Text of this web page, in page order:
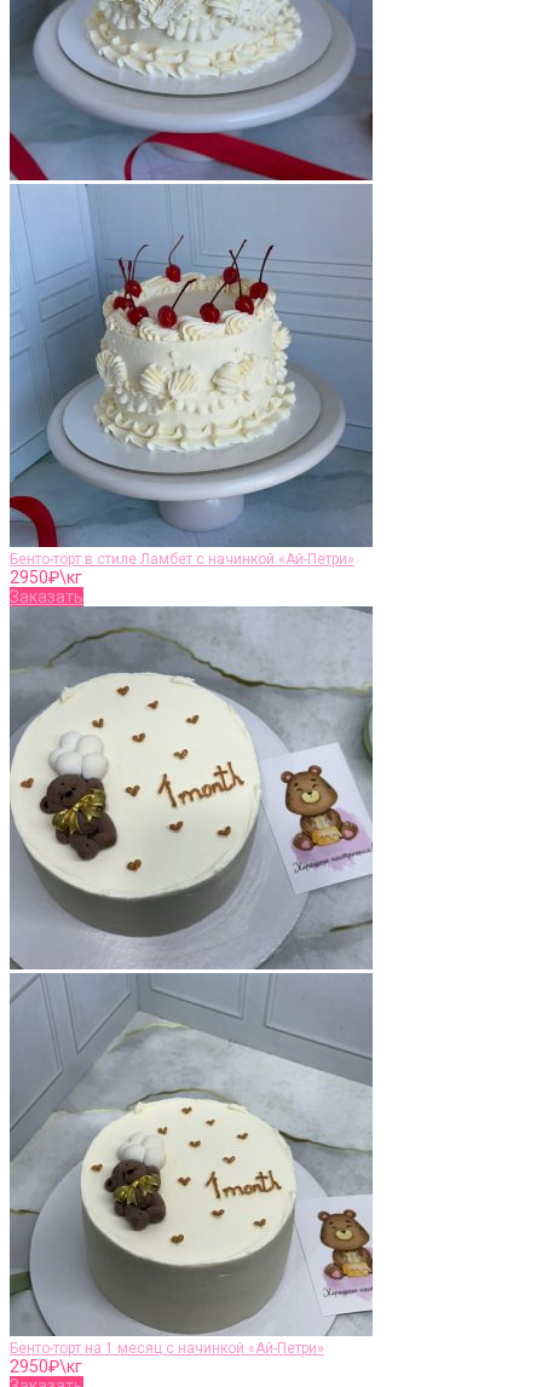
Бенто-торт в стиле Ламбет с начинкой «Ай-Петри»
2950₽\кг
Заказать
Бенто-торт на 1 месяц с начинкой «Ай-Петри»
2950₽\кг